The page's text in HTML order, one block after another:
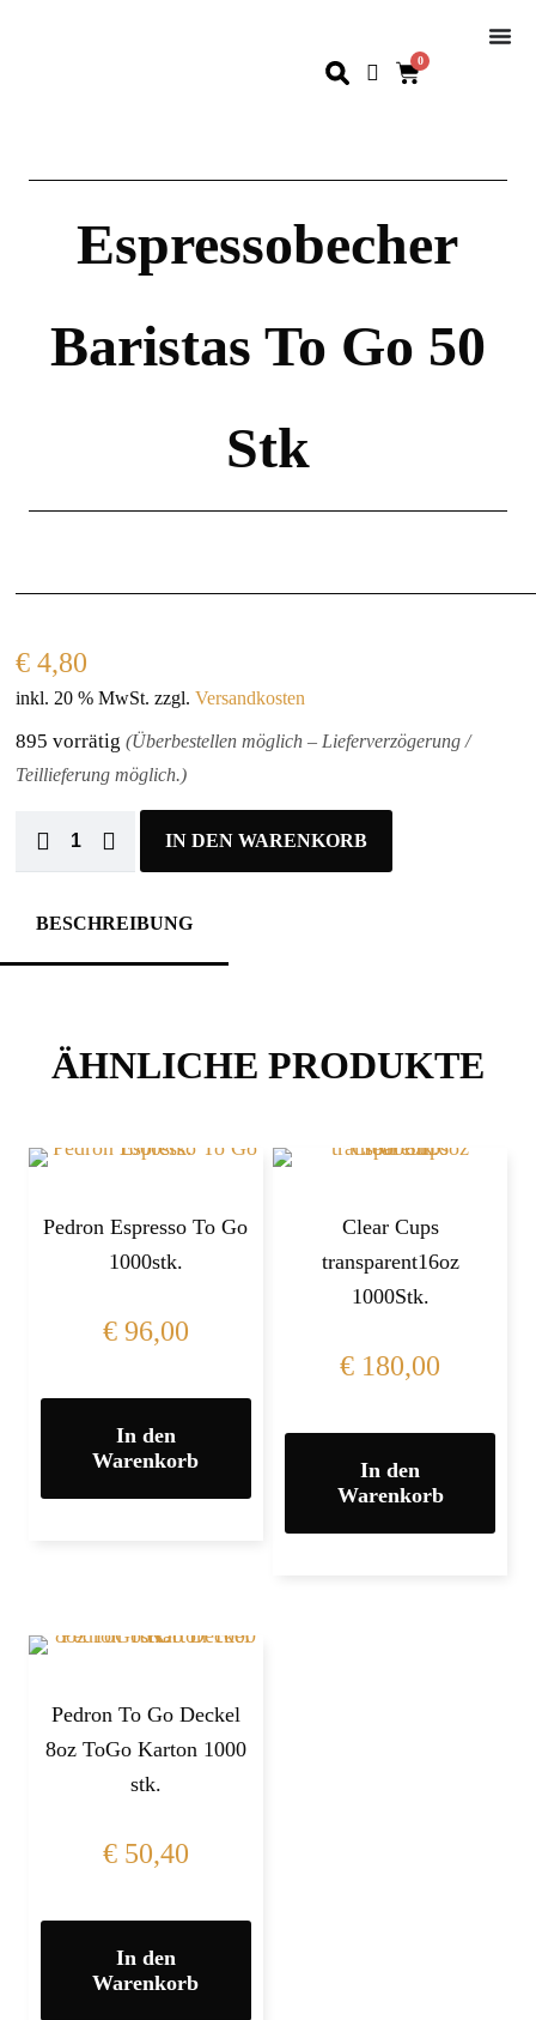
0
Espressobecher
Baristas To Go 50
Stk
€ 4,80
inkl. 20 % MwSt. zzgl.Versandkosten
895 vorrätig(Überbestellen möglich – Lieferverzögerung /
Teillieferung möglich.)
IN DEN WARENKORB
BESCHREIBUNG
ÄHNLICHE PRODUKTE
Pedron Espresso To Go
1000stk.
€96,00
In den
Warenkorb
Clear Cups
transparent16oz
1000Stk.
€ 180,00
In den
Warenkorb
Pedron To Go Deckel
8oz ToGo Karton 1000
stk.
€50,40
In den
Warenkorb